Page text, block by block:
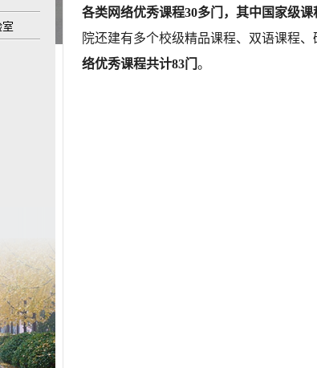
各类网络优秀课程30多门，其中国家级课
院还建有多个校级精品课程、双语课程
络优秀课程共计83门 。